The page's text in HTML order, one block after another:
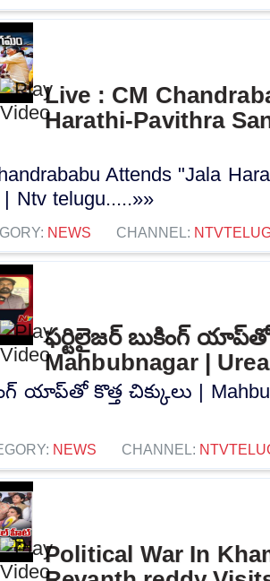
Live : CM
Harathi-Pavithra
Attends "Jala
Ntv telugu.....»»
NEWS CHANNEL:
ఫర్టిలైజర్ బుకింగ్ యాప్‌తో
Mahbubnagar |
యాప్‌తో కొత్త చిక్కులు |
NEWS CHANNEL:
Political War In